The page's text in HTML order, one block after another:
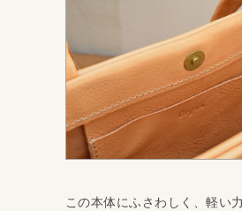
この本体にふさわしく、軽い